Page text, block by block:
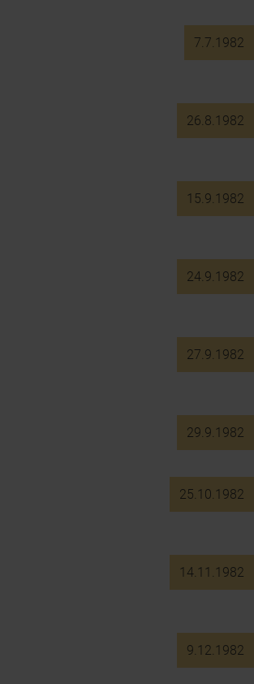
7.7.1982
26.8.1982
15.9.1982
24.9.1982
27.9.1982
29.9.1982
25.10.1982
14.11.1982
9.12.1982